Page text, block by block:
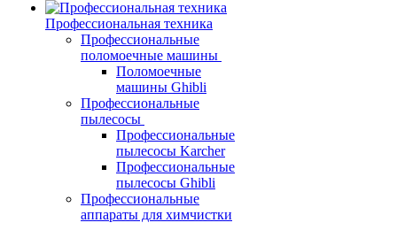
Профессиональная техника
Профессиональные
поломоечные машины
Поломоечные
машины Ghibli
Профессиональные
пылесосы
Профессиональные
пылесосы Karcher
Профессиональные
пылесосы Ghibli
Профессиональные
аппараты для химчистки